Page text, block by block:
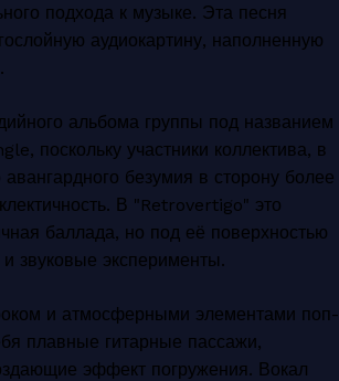
подхода к музыке. Эта песня
аудиокартину, наполненную
альбома группы под названием
поскольку участники коллектива, в
безумия в сторону более
В "Retrovertigo" это
баллада, но под её поверхностью
звуковые эксперименты.
и атмосферными элементами поп-
плавные гитарные пассажи,
эффект погружения. Вокал